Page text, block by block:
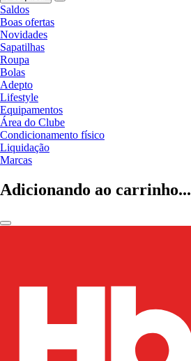
Saldos
Boas ofertas
Novidades
Sapatilhas
Roupa
Bolas
Adepto
Lifestyle
Equipamentos
Área do Clube
Condicionamento físico
Liquidação
Marcas
Adicionando ao carrinho...